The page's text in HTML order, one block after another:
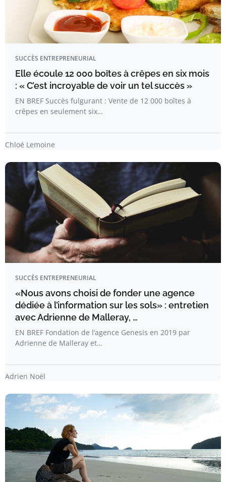
SUCCÈS ENTREPRENEURIAL
Elle écoule 12 000 boîtes à crêpes en six mois
: « C’est incroyable de voir un tel succès »
EN BREF Succès fulgurant : Vente de 12 000 boîtes à
crêpes en seulement six…
Chloé Lemoine
SUCCÈS ENTREPRENEURIAL
«Nous avons choisi de fonder une agence
dédiée à l’information sur les sols» : entretien
avec Adrienne de Malleray, …
EN BREF Fondation de l’agence Genesis en 2019 par
Adrienne de Malleray et…
Adrien Noël